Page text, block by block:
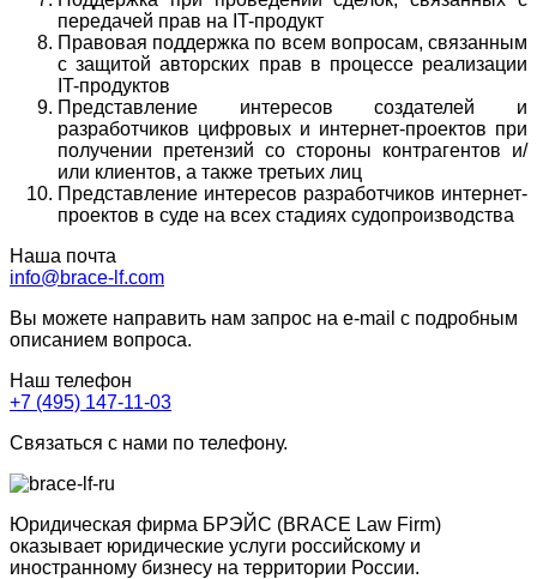
передачей прав на IT-продукт
Правовая поддержка по всем вопросам, связанным
с защитой авторских прав в процессе реализации
IT-продуктов
Представление интересов создателей и
разработчиков цифровых и интернет-проектов при
получении претензий со стороны контрагентов и/
или клиентов, а также третьих лиц
Представление интересов разработчиков интернет-
проектов в суде на всех стадиях судопроизводства
Наша почта
info@brace-lf.com
Вы можете направить нам запрос на e-mail с подробным
описанием вопроса.
Наш телефон
+7 (495) 147-11-03
Связаться с нами по телефону.
Юридическая фирма БРЭЙС (BRACE Law Firm)
оказывает юридические услуги российскому и
иностранному бизнесу на территории России.